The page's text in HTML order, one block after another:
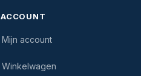
ACCOUNT
Mijn account
Winkelwagen